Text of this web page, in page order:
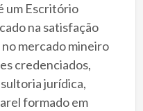
um Escritório
na satisfação
mercado mineiro
credenciados,
jurídica,
formado em